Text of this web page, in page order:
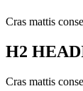
Cras mattis
H2
Cras mattis